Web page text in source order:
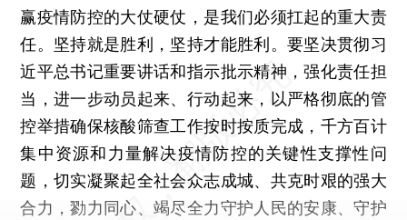
赢疫情防控的大仗硬仗，是我们必须扛起的重大责
任。坚持就是胜利，坚持才能胜利。要坚决贯彻习
近平总书记重要讲话和指示批示精神，强化责任担
当，进一步动员起来、行动起来，以严格彻底的管
控举措确保核酸筛查工作按时按质完成，千方百计
集中资源和力量解决疫情防控的关键性支撑性问
题，切实凝聚起全社会众志成城、共克时艰的强大
合力，勠力同心、竭尽全力守护人民的安康、守护